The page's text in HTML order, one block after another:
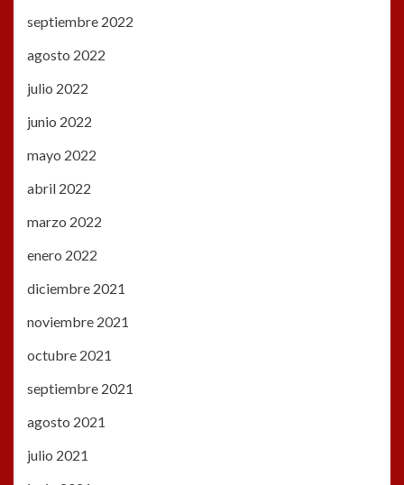
septiembre 2022
agosto 2022
julio 2022
junio 2022
mayo 2022
abril 2022
marzo 2022
enero 2022
diciembre 2021
noviembre 2021
octubre 2021
septiembre 2021
agosto 2021
julio 2021